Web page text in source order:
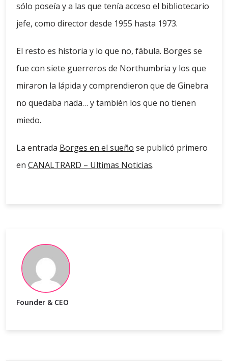
sólo poseía y a las que tenía acceso el bibliotecario
jefe, como director desde 1955 hasta 1973.
El resto es historia y lo que no, fábula. Borges se
fue con siete guerreros de Northumbria y los que
miraron la lápida y comprendieron que de Ginebra
no quedaba nada… y también los que no tienen
miedo.
La entrada Borges en el sueño se publicó primero
en CANALTRARD – Ultimas Noticias.
Founder & CEO